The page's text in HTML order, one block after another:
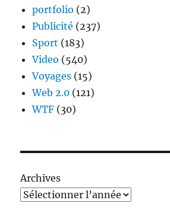
portfolio (2)
Publicité (237)
Sport (183)
Video (540)
Voyages (15)
Web 2.0 (121)
WTF (30)
Archives